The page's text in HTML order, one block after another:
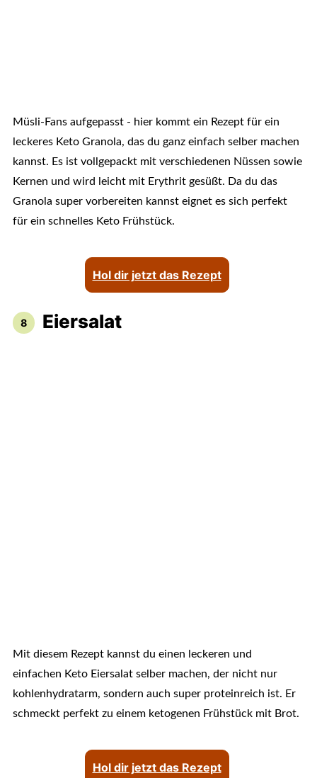
Müsli-Fans aufgepasst - hier kommt ein Rezept für ein
leckeres Keto Granola, das du ganz einfach selber machen
kannst. Es ist vollgepackt mit verschiedenen Nüssen sowie
Kernen und wird leicht mit Erythrit gesüßt. Da du das
Granola super vorbereiten kannst eignet es sich perfekt
für ein schnelles Keto Frühstück.
Hol dir jetzt das Rezept
Eiersalat
Mit diesem Rezept kannst du einen leckeren und
einfachen Keto Eiersalat selber machen, der nicht nur
kohlenhydratarm, sondern auch super proteinreich ist. Er
schmeckt perfekt zu einem ketogenen Frühstück mit Brot.
Hol dir jetzt das Rezept